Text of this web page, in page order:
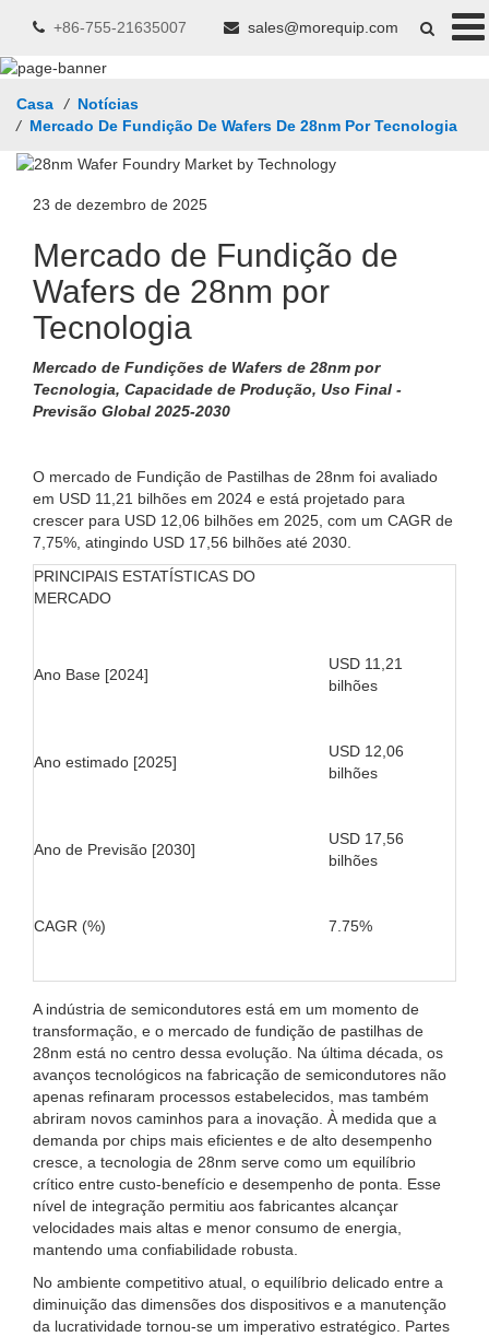
+86-755-21635007 sales@morequip.com
Casa / Notícias
/ Mercado De Fundição De Wafers De 28nm Por Tecnologia
23 de dezembro de 2025
Mercado de Fundição de
Wafers de 28nm por
Tecnologia
Mercado de Fundições de Wafers de 28nm por
Tecnologia, Capacidade de Produção, Uso Final -
Previsão Global 2025-2030
O mercado de Fundição de Pastilhas de 28nm foi avaliado
em USD 11,21 bilhões em 2024 e está projetado para
crescer para USD 12,06 bilhões em 2025, com um CAGR de
7,75%, atingindo USD 17,56 bilhões até 2030.
PRINCIPAIS ESTATÍSTICAS DO
MERCADO
Ano Base [2024]
USD 11,21
bilhões
Ano estimado [2025]
USD 12,06
bilhões
Ano de Previsão [2030]
USD 17,56
bilhões
CAGR (%) 7.75%
A indústria de semicondutores está em um momento de
transformação, e o mercado de fundição de pastilhas de
28nm está no centro dessa evolução. Na última década, os
avanços tecnológicos na fabricação de semicondutores não
apenas refinaram processos estabelecidos, mas também
abriram novos caminhos para a inovação. À medida que a
demanda por chips mais eficientes e de alto desempenho
cresce, a tecnologia de 28nm serve como um equilíbrio
crítico entre custo-benefício e desempenho de ponta. Esse
nível de integração permitiu aos fabricantes alcançar
velocidades mais altas e menor consumo de energia,
mantendo uma confiabilidade robusta.
No ambiente competitivo atual, o equilíbrio delicado entre a
diminuição das dimensões dos dispositivos e a manutenção
da lucratividade tornou-se um imperativo estratégico. Partes